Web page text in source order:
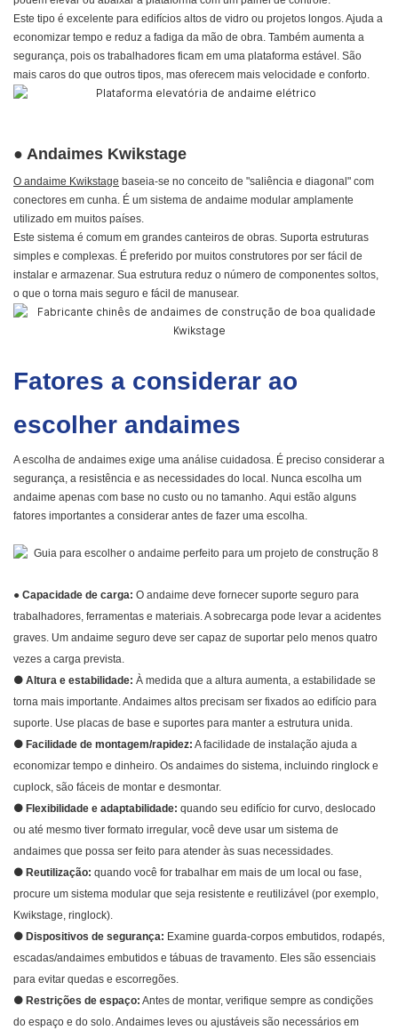
Este tipo é excelente para edifícios altos de vidro ou projetos longos. Ajuda a
economizar tempo e reduz a fadiga da mão de obra. Também aumenta a
segurança, pois os trabalhadores ficam em uma plataforma estável. São
mais caros do que outros tipos, mas oferecem mais velocidade e conforto.
● Andaimes Kwikstage
O andaime Kwikstage baseia-se no conceito de "saliência e diagonal" com
conectores em cunha. É um sistema de andaime modular amplamente
utilizado em muitos países.
Este sistema é comum em grandes canteiros de obras. Suporta estruturas
simples e complexas. É preferido por muitos construtores por ser fácil de
instalar e armazenar. Sua estrutura reduz o número de componentes soltos,
o que o torna mais seguro e fácil de manusear.
Fatores a considerar ao
escolher andaimes
A escolha de andaimes exige uma análise cuidadosa. É preciso considerar a
segurança, a resistência e as necessidades do local. Nunca escolha um
andaime apenas com base no custo ou no tamanho. Aqui estão alguns
fatores importantes a considerar antes de fazer uma escolha.
● Capacidade de carga: O andaime deve fornecer suporte seguro para
trabalhadores, ferramentas e materiais. A sobrecarga pode levar a acidentes
graves. Um andaime seguro deve ser capaz de suportar pelo menos quatro
vezes a carga prevista.
● Altura e estabilidade: À medida que a altura aumenta, a estabilidade se
torna mais importante. Andaimes altos precisam ser fixados ao edifício para
suporte. Use placas de base e suportes para manter a estrutura unida.
● Facilidade de montagem/rapidez: A facilidade de instalação ajuda a
economizar tempo e dinheiro. Os andaimes do sistema, incluindo ringlock e
cuplock, são fáceis de montar e desmontar.
● Flexibilidade e adaptabilidade: quando seu edifício for curvo, deslocado
ou até mesmo tiver formato irregular, você deve usar um sistema de
andaimes que possa ser feito para atender às suas necessidades.
● Reutilização: quando você for trabalhar em mais de um local ou fase,
procure um sistema modular que seja resistente e reutilizável (por exemplo,
Kwikstage, ringlock).
● Dispositivos de segurança: Examine guarda-corpos embutidos, rodapés,
escadas/andaimes embutidos e tábuas de travamento. Eles são essenciais
para evitar quedas e escorregões.
● Restrições de espaço: Antes de montar, verifique sempre as condições
do espaço e do solo. Andaimes leves ou ajustáveis ​​são necessários em